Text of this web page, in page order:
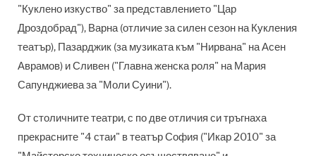
"Куклено изкуство" за представлението "Цар
Дроздобрад"), Варна (отличие за силен сезон на Кукления
театър), Пазарджик (за музиката към "Нирвана" на Асен
Аврамов) и Сливен ("Главна женска роля" на Мария
Сапунджиева за "Моли Суини").
От столичните театри, с по две отличия си тръгнаха
прекрасните "4 стаи" в театър София ("Икар 2010" за